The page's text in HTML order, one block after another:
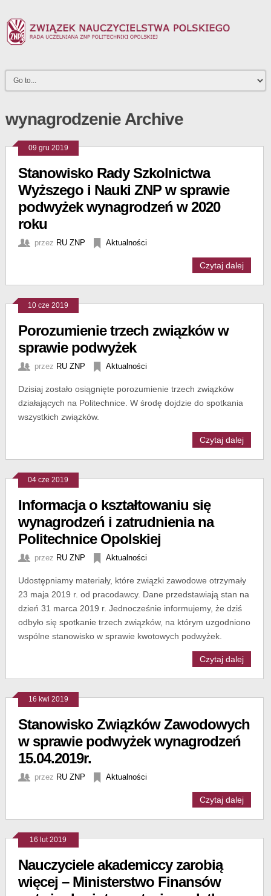
wynagrodzenie Archive
09 gru 2019
Stanowisko Rady Szkolnictwa
Wyższego i Nauki ZNP w sprawie
podwyżek wynagrodzeń w 2020
roku
przez RU ZNP Aktualności
Czytaj dalej
10 cze 2019
Porozumienie trzech związków w
sprawie podwyżek
przez RU ZNP Aktualności
Dzisiaj zostało osiągnięte porozumienie trzech związków
działających na Politechnice. W środę dojdzie do spotkania
wszystkich związków.
Czytaj dalej
04 cze 2019
Informacja o kształtowaniu się
wynagrodzeń i zatrudnienia na
Politechnice Opolskiej
przez RU ZNP Aktualności
Udostępniamy materiały, które związki zawodowe otrzymały
23 maja 2019 r. od pracodawcy. Dane przedstawiają stan na
dzień 31 marca 2019 r. Jednocześnie informujemy, że dziś
odbyło się spotkanie trzech związków, na którym uzgodniono
wspólne stanowisko w sprawie kwotowych podwyżek.
Czytaj dalej
16 kwi 2019
Stanowisko Związków Zawodowych
w sprawie podwyżek wynagrodzeń
15.04.2019r.
przez RU ZNP Aktualności
Czytaj dalej
16 lut 2019
Nauczyciele akademiccy zarobią
więcej – Ministerstwo Finansów